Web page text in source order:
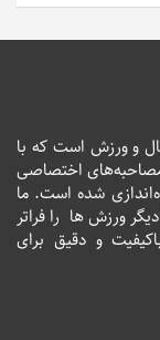
و ورزش است که با
اختصاصی
شده است. ما
ورزش ها را فراتر
و دقیق برای